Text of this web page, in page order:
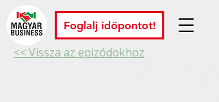
Foglalj időpontot!
<< Vissza az epizódokhoz